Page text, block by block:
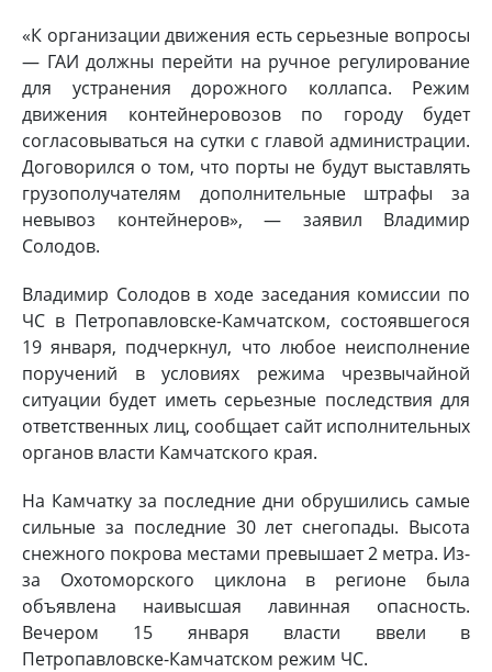
«К организации движения есть серьезные вопросы
— ГАИ должны перейти на ручное регулирование
для устранения дорожного коллапса. Режим
движения контейнеровозов по городу будет
согласовываться на сутки с главой администрации.
Договорился о том, что порты не будут выставлять
грузополучателям дополнительные штрафы за
невывоз контейнеров», — заявил Владимир
Солодов.
Владимир Солодов в ходе заседания комиссии по
ЧС в Петропавловске-Камчатском, состоявшегося
19 января, подчеркнул, что любое неисполнение
поручений в условиях режима чрезвычайной
ситуации будет иметь серьезные последствия для
ответственных лиц, сообщает сайт исполнительных
органов власти Камчатского края.
На Камчатку за последние дни обрушились самые
сильные за последние 30 лет снегопады. Высота
снежного покрова местами превышает 2 метра. Из-
за Охотоморского циклона в регионе была
объявлена наивысшая лавинная опасность.
Вечером 15 января власти ввели в
Петропавловске-Камчатском режим ЧС.